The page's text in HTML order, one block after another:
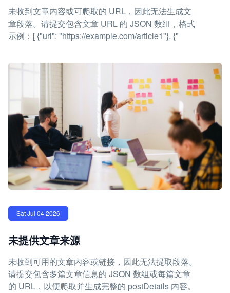
未收到文章内容或可爬取的 URL，因此无法生成文
章段落。请提交包含文章 URL 的 JSON 数组，格式
示例：[ {"url": "https://example.com/article1"}, {"
Sat Jul 04 2026
未提供文章来源
未收到可用的文章内容或链接，因此无法提取段落。
请提交包含多篇文章信息的 JSON 数组或每篇文章
的 URL，以便爬取并生成完整的 postDetails 内容。